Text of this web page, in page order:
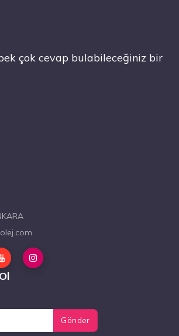
çok cevap bulabileceğiniz bir
Gönder